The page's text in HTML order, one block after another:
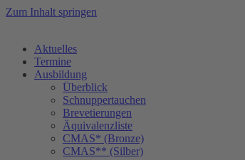
Zum Inhalt springen
Aktuelles
Termine
Ausbildung
Überblick
Schnuppertauchen
Brevetierungen
Äquivalenzliste
CMAS* (Bronze)
CMAS** (Silber)